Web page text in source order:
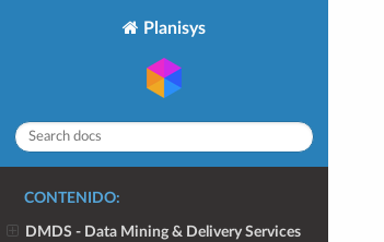
Planisys
CONTENIDO:
DMDS - Data Mining & Delivery Services